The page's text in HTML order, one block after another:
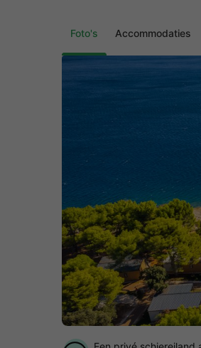
Foto's Accommodaties